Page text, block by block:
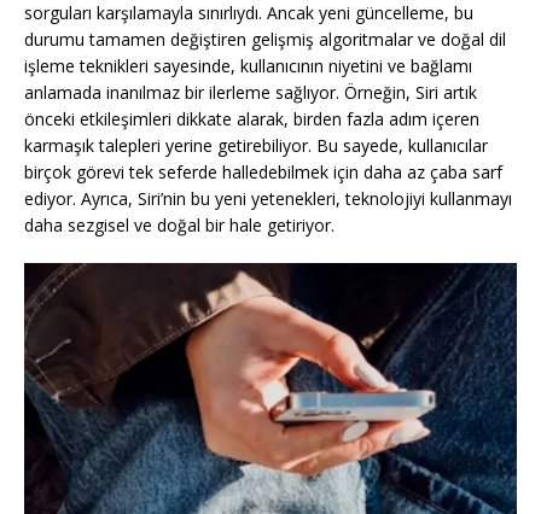
sorguları karşılamayla sınırlıydı. Ancak yeni güncelleme, bu
durumu tamamen değiştiren gelişmiş algoritmalar ve doğal dil
işleme teknikleri sayesinde, kullanıcının niyetini ve bağlamı
anlamada inanılmaz bir ilerleme sağlıyor. Örneğin, Siri artık
önceki etkileşimleri dikkate alarak, birden fazla adım içeren
karmaşık talepleri yerine getirebiliyor. Bu sayede, kullanıcılar
birçok görevi tek seferde halledebilmek için daha az çaba sarf
ediyor. Ayrıca, Siri’nin bu yeni yetenekleri, teknolojiyi kullanmayı
daha sezgisel ve doğal bir hale getiriyor.